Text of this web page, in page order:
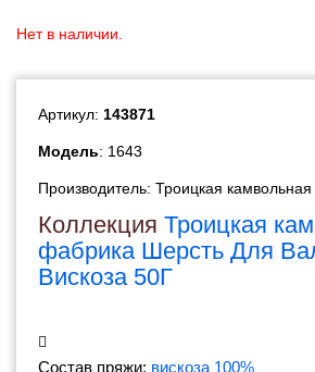
Нет в наличии.
Артикул: 143871
Модель: 1643
Производитель: Троицкая
Коллекция Троицкая
фабрика Шерсть Для
Вискоза 50Г
Состав пряжи: вискоза 100%